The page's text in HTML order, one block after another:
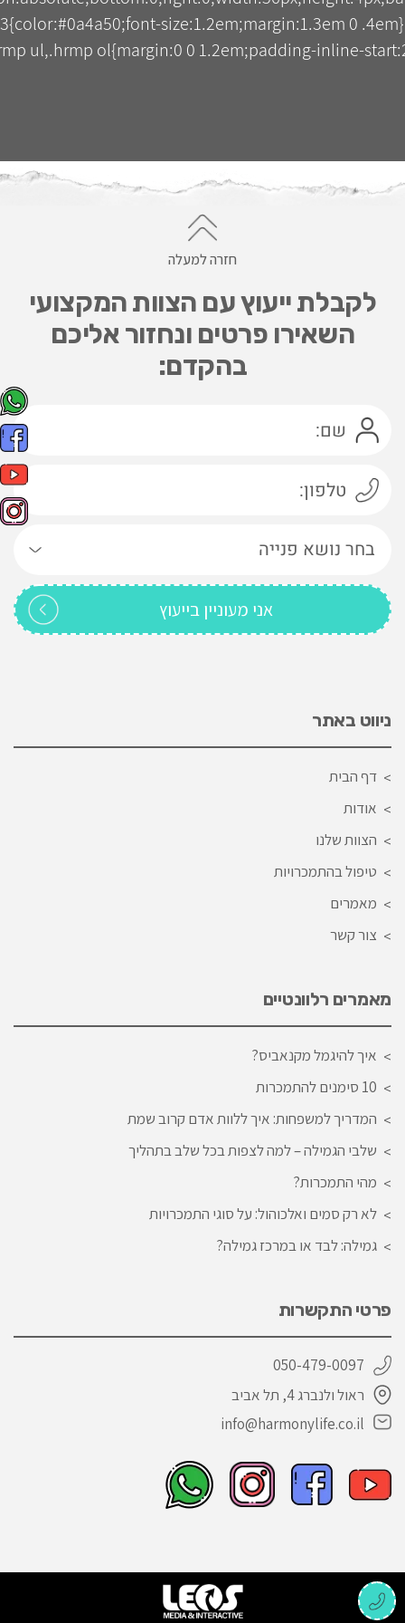
size:1.2em;margin:1.3em 0
ul,.hrmp ol{margin:0 0 1.2em;padding-inline-
חזרה למעלה
לקבלת ייעוץ עם הצוות המקצועי
השאירו פרטים ונחזור אליכם
בהקדם:
ניווט באתר
דף הבית
אודות
הצוות שלנו
טיפול בהתמכרויות
מאמרים
צור קשר
מאמרים רלוונטיים
איך להיגמל מקנאביס?
10 סימנים להתמכרות
המדריך למשפחות: איך ללוות אדם קרוב שמת
שלבי הגמילה – למה לצפות בכל שלב בתהליך
מהי התמכרות?
לא רק סמים ואלכוהול: על סוגי התמכרויות
גמילה: לבד או במרכז גמילה?
פרטי התקשרות
050-479-0097
ראול ולנברג 4, תל אביב
info@harmonylife.co.il